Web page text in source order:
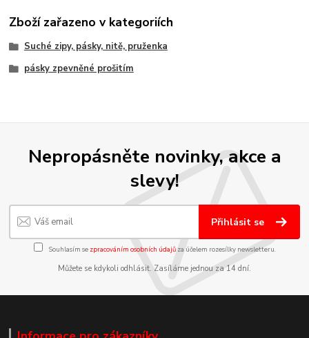
Zboží zařazeno v kategoriích
Suché zipy, pásky, nitě, pruženka
pásky zpevněné prošitím
Nepropásněte novinky, akce a
slevy!
Přihlásit se
Souhlasím se zpracováním osobních údajůza účelem rozesílky newsletteru.
Můžete se kdykoli odhlásit. Zasíláme jednou za 14 dní.